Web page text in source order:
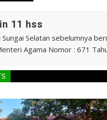
11 hss
Selatan sebelumnya
Agama Nomor : 671